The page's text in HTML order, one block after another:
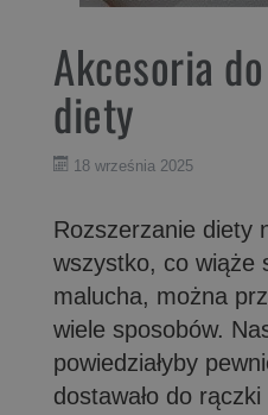
Akcesoria
diety
18 września 2025
Rozszerzanie diety
wszystko, co wiąże
malucha, można
wiele sposobów.
powiedziałyby
dostawało do